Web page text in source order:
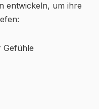
entwickeln, um ihre
Gefühle